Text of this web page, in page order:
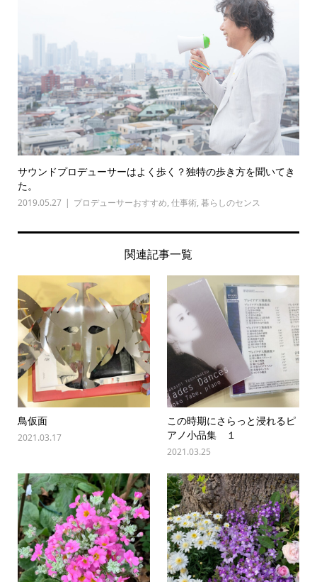
サウンドプロデューサーはよく歩く？独特の歩き方を聞いてき
た。
2019.05.27 プロデューサーおすすめ, 仕事術, 暮らしのセンス
関連記事一覧
鳥仮面
2021.03.17
この時期にさらっと浸れるピ
アノ小品集 １
2021.03.25